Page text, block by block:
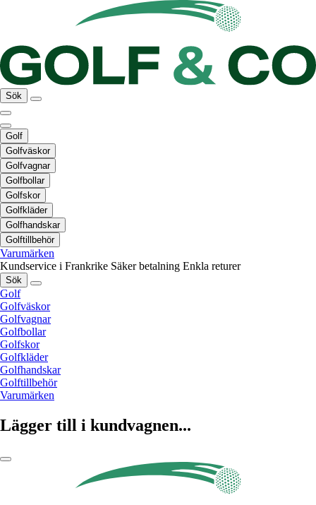
Sök
Golf
Golfväskor
Golfvagnar
Golfbollar
Golfskor
Golfkläder
Golfhandskar
Golftillbehör
Varumärken
Kundservice i Frankrike Säker betalning Enkla returer
Sök
Golf
Golfväskor
Golfvagnar
Golfbollar
Golfskor
Golfkläder
Golfhandskar
Golftillbehör
Varumärken
Lägger till i kundvagnen...